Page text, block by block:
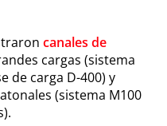
canales de
cargas (sistema
de carga D-400) y
(sistema M100